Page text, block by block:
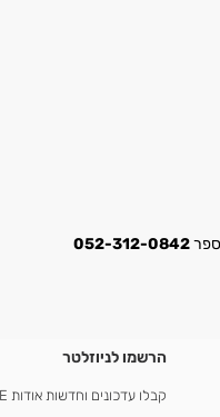
052-312-0842
הרשמו לניוזלטר
קבלו עדכונים וחדשות אודות ANEMONE